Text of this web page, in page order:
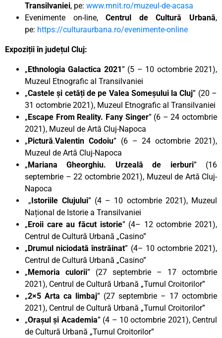
Transilvaniei, pe: www.mnit.ro/muzeul-de-acasa
Evenimente on-line,Centrul de Cultură Urbană,
pe: https://culturaurbana.ro/evenimente-online
Expoziții în județul Cluj:
„Ethnologia Galactica 2021” (5 – 10 octombrie 2021),
Muzeul Etnografic al Transilvaniei
„Castele și cetăți de pe Valea Someșului la Cluj” (20 –
31 octombrie 2021), Muzeul Etnografic al Transilvaniei
„Escape From Reality. Fany Singer” (6 – 24 octombrie
2021), Muzeul de Artă Cluj-Napoca
„Pictură.Valentin Codoiu” (6 – 24 octombrie 2021),
Muzeul de Artă Cluj-Napoca
„Mariana Gheorghiu. Urzeală de ierburi” (16
septembrie – 22 octombrie 2021), Muzeul de Artă Cluj-
Napoca
„Istoriile Clujului” (4 – 10 octombrie 2021), Muzeul
Național de Istorie a Transilvaniei
„Eroii care au făcut istorie” (4– 12 octombrie 2021),
Centrul de Cultură Urbană „Casino”
„Drumul niciodată înstrăinat” (4– 10 octombrie 2021),
Centrul de Cultură Urbană „Casino”
„Memoria culorii” (27 septembrie – 17 octombrie
2021), Centrul de Cultură Urbană „Turnul Croitorilor”
„2×5 Arta ca limbaj” (27 septembrie – 17 octombrie
2021), Centrul de Cultură Urbană „Turnul Croitorilor”
„Orașul și Academia” (4 – 10 octombrie 2021), Centrul
de Cultură Urbană „Turnul Croitorilor”